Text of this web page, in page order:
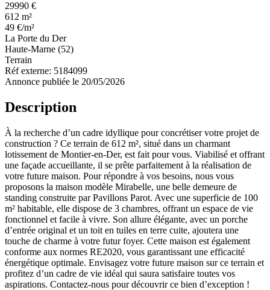
29990 €
612 m²
49 €/m²
La Porte du Der
Haute-Marne (52)
Terrain
Réf externe: 5184099
Annonce publiée le 20/05/2026
Description
À la recherche d’un cadre idyllique pour concrétiser votre projet de
construction ? Ce terrain de 612 m², situé dans un charmant
lotissement de Montier-en-Der, est fait pour vous. Viabilisé et offrant
une façade accueillante, il se prête parfaitement à la réalisation de
votre future maison. Pour répondre à vos besoins, nous vous
proposons la maison modèle Mirabelle, une belle demeure de
standing construite par Pavillons Parot. Avec une superficie de 100
m² habitable, elle dispose de 3 chambres, offrant un espace de vie
fonctionnel et facile à vivre. Son allure élégante, avec un porche
d’entrée original et un toit en tuiles en terre cuite, ajoutera une
touche de charme à votre futur foyer. Cette maison est également
conforme aux normes RE2020, vous garantissant une efficacité
énergétique optimale. Envisagez votre future maison sur ce terrain et
profitez d’un cadre de vie idéal qui saura satisfaire toutes vos
aspirations. Contactez-nous pour découvrir ce bien d’exception !